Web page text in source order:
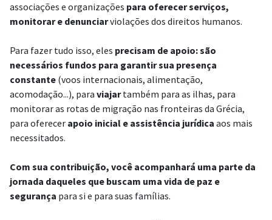
associações e organizações para oferecer serviços,
monitorar e denunciarviolações dos direitos humanos.
Para fazer tudo isso, eles precisam de apoio: são
necessários fundos para garantir sua presença
constante (voos internacionais, alimentação,
acomodação...), para viajartambém para as ilhas, para
monitorar as rotas de migração nas fronteiras da Grécia,
para oferecer apoio inicial e assistência jurídica aos mais
necessitados.
Com sua contribuição, você acompanhará uma parte da
jornada daqueles que buscam uma vida de paz e
segurança para si e para suas famílias.